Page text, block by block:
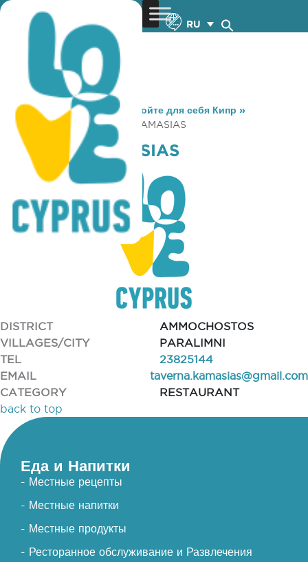
RU
You are here: Home »Откройте для себя Кипр »
Gastronomy
» TAVERNA KAMASIAS
TAVERNA KAMASIAS
DISTRICT
AMMOCHOSTOS
VILLAGES/CITY
PARALIMNI
TEL
23825144
EMAIL
taverna.kamasias@gmail.com
CATEGORY
RESTAURANT
back to top
Еда и Напитки
- Местные рецепты
- Местные напитки
- Местные продукты
- Ресторанное обслуживание и Развлечения